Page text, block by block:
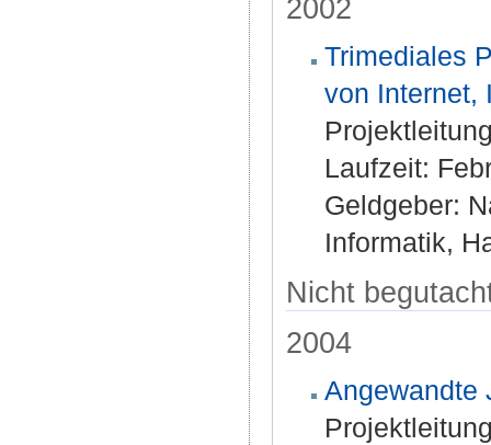
2002
Trimediales
von Internet,
Laufzeit:
Geldgeber:
Informatik,
Nicht
2004
Angewandte